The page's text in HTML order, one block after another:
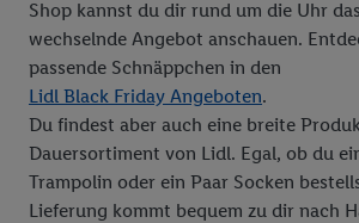
Shop kannst du dir rund um die Uhr
wechselnde Angebot anschauen.
passende Schnäppchen in den
Lidl Black Friday Angeboten.
Du findest aber auch eine breite
Dauersortiment von Lidl. Egal, ob du
Trampolin oder ein Paar Socken
Lieferung kommt bequem zu dir nach
Gewährleistung der Sicherheit,
von Betrug und Fehlerbehebung,
von Werbung und Inhalten, Abgleichung
von Daten aus unterschiedlichen Quellen,
verschiedener Endgeräte, Identifikation von
automatisch übermittelter Informationen,
Erfolgs von Werbekampagnen durch TTD
Telekommunikations-basierten Utiq-